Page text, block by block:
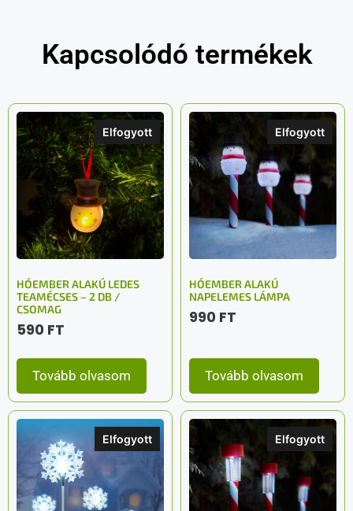
Kapcsolódó termékek
Elfogyott
HÓEMBER ALAKÚ LEDES
TEAMÉCSES – 2 DB /
CSOMAG
590 FT
Tovább olvasom
Elfogyott
HÓEMBER ALAKÚ
NAPELEMES LÁMPA
990 FT
Tovább olvasom
Elfogyott Elfogyott